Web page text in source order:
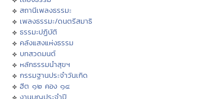
สถานีเพลงธรรมะ
เพลงธรรมะ/ดนตรีสมาธิ
ธรรมะปฏิบัติ
คลังแสงแห่งธรรม
บทสวดมนต์
หลักธรรมนำสุขฯ
กรรมฐานประจำวันเกิด
ฮีต ๑๒ คอง ๑๔
งานบุญประจำปี